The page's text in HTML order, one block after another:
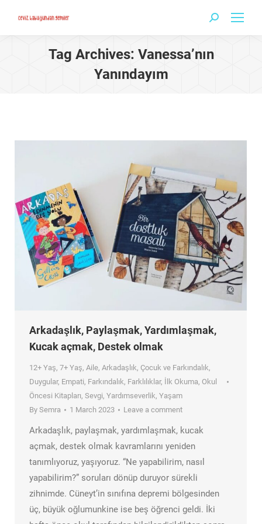
Search:
Tag Archives: Vanessa’nın
Yanındayım
Arkadaşlık, Paylaşmak, Yardımlaşmak,
Kucak açmak, Destek olmak
12+ Yaş, 7+ Yaş, Aile, Arkadaşlık, Çocuk ve Farkındalık,
Duygular, Empati, Farkındalık, Farklılıklar, İlk Okuma, Okul
Öncesi Kitapları, Sevgi, Yardımseverlik, Yaşam
By Semra 1 March 2023 Leave a comment
Arkadaşlık, paylaşmak, yardımlaşmak, kucak
açmak, destek olmak kavramlarını yeniden
tanımlıyoruz, yaşıyoruz. “Ne yapabilirim, nasıl
yapabilirim?” soruları dönüp duruyor sürekli
zihnimde. Cüneyt’in sınıfına depremi bölgesinden
üç, büyük oğlumunkine ise beş öğrenci geldi. İki